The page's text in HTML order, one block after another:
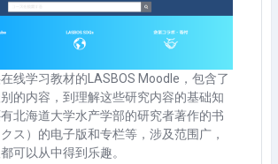
线学习教材的LASBOS Moodle，包含了
的内容，到理解这些研究内容的基础知
北海道大学水产学部的研究者著作的书
ス）的电子版和专栏等，涉及范围广，
可以从中得到乐趣。